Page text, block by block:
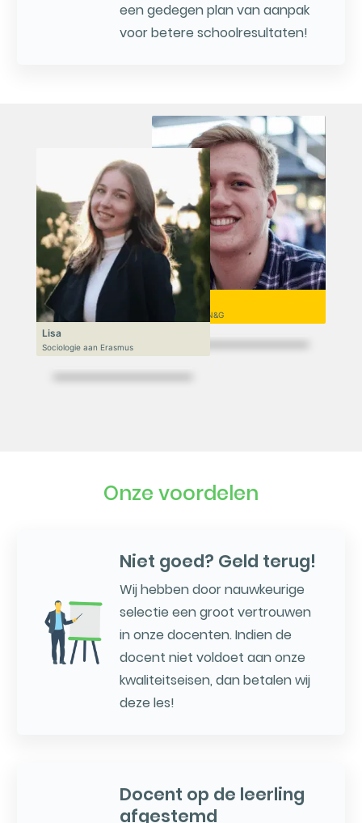
een gedegen plan van aanpak
voor betere schoolresultaten!
Niek
VWO 6, N&T/N&G
Lisa
Sociologie aan Erasmus
Onze voordelen
Niet goed? Geld terug!
Wij hebben door nauwkeurige
selectie een groot vertrouwen
in onze docenten. Indien de
docent niet voldoet aan onze
kwaliteitseisen, dan betalen wij
deze les!
Docent op de leerling
afgestemd